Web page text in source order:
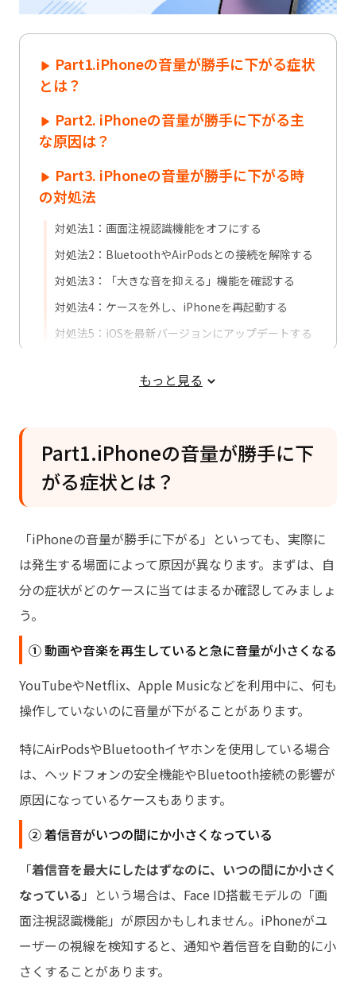
Part1.iPhoneの音量が勝手に下がる症状
とは？
Part2. iPhoneの音量が勝手に下がる主
な原因は？
Part3. iPhoneの音量が勝手に下がる時
の対処法
対処法1：画面注視認識機能をオフにする
対処法2：BluetoothやAirPodsとの接続を解除する
対処法3：「大きな音を抑える」機能を確認する
対処法4：ケースを外し、iPhoneを再起動する
対処法5：iOSを最新バージョンにアップデートする
手に下がる場合の修復方法
iPhoneの音量が勝手に下がるに関するよ
くある質問
もっと見る
Part1.iPhoneの音量が勝手に下
がる症状とは？
「iPhoneの音量が勝手に下がる」といっても、実際に
は発生する場面によって原因が異なります。まずは、自
分の症状がどのケースに当てはまるか確認してみましょ
う。
① 動画や音楽を再生していると急に音量が小さくなる
YouTubeやNetflix、Apple Musicなどを利用中に、何も
操作していないのに音量が下がることがあります。
特にAirPodsやBluetoothイヤホンを使用している場合
は、ヘッドフォンの安全機能やBluetooth接続の影響が
原因になっているケースもあります。
② 着信音がいつの間にか小さくなっている
「着信音を最大にしたはずなのに、いつの間にか小さく
なっている 」という場合は、Face ID搭載モデルの「画
面注視認識機能」が原因かもしれません。iPhoneがユ
ーザーの視線を検知すると、通知や着信音を自動的に小
さくすることがあります。